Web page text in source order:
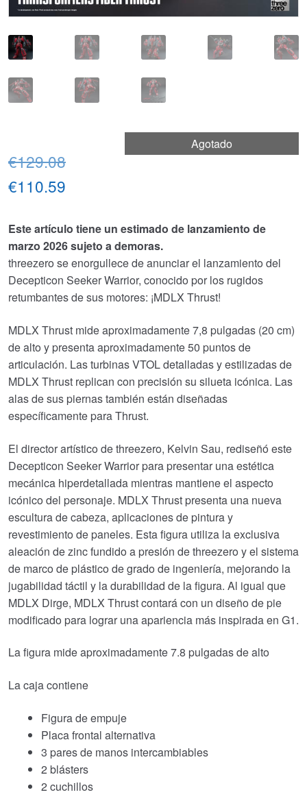
Agotado
€129.08El
era:
€129.08.
€110.59
actual
es:
€110.59.
Este artículo tiene un estimado de lanzamiento de
marzo 2026 sujeto a demoras.
threezero se enorgullece de anunciar el lanzamiento del
Decepticon Seeker Warrior, conocido por los rugidos
retumbantes de sus motores: ¡MDLX Thrust!
MDLX Thrust mide aproximadamente 7,8 pulgadas (20 cm)
de alto y presenta aproximadamente 50 puntos de
articulación. Las turbinas VTOL detalladas y estilizadas de
MDLX Thrust replican con precisión su silueta icónica. Las
alas de sus piernas también están diseñadas
específicamente para Thrust.
El director artístico de threezero, Kelvin Sau, rediseñó este
Decepticon Seeker Warrior para presentar una estética
mecánica hiperdetallada mientras mantiene el aspecto
icónico del personaje. MDLX Thrust presenta una nueva
escultura de cabeza, aplicaciones de pintura y
revestimiento de paneles. Esta figura utiliza la exclusiva
aleación de zinc fundido a presión de threezero y el sistema
de marco de plástico de grado de ingeniería, mejorando la
jugabilidad táctil y la durabilidad de la figura. Al igual que
MDLX Dirge, MDLX Thrust contará con un diseño de pie
modificado para lograr una apariencia más inspirada en G1.
La figura mide aproximadamente 7.8 pulgadas de alto
La caja contiene
Figura de empuje
Placa frontal alternativa
3 pares de manos intercambiables
2 blásters
2 cuchillos